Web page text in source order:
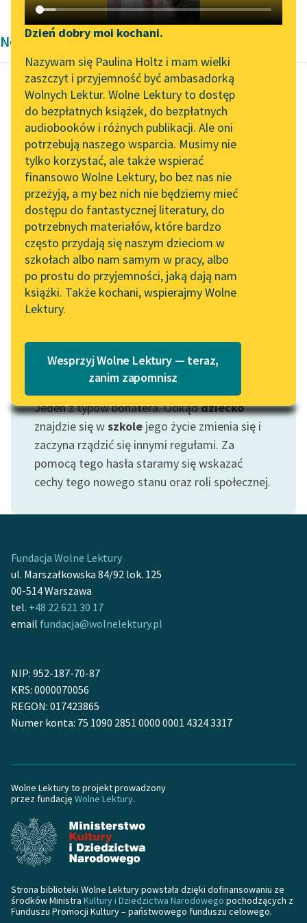
Katalog DAISY
Podkasty o książkach
Zgłoś brak utworu
Aktualności
„Prokurator Alicja Horn”
do słuchania
Byliśmy częścią AI Impact
Lab
Zapraszamy na spotkanie
online z tłumaczkami
literatury skandynawskiej
Spotkanie z Katarzyną
Tunkiel w Oslo
102. lata temu zmarł
Joseph Conrad
Lektury szkolne i klasyka
literatury do słuchania dla
uczennic i uczniów z
niepełnosprawnościami
E-kolekcja lektur
szkolnych i literatury do
słuchania dla uczennic i
niepełnosprawnościami
Popularyzacja
skandynawskiej literatury
feministycznej
Ręce pełne poezji
twórców przechodzących
do domeny publicznej,
lektur szkolnych oraz
Starego Testamentu
Lektur
Narzędzia
Mapa Wolnych Lektur
Leśmianator
Przewodnik dla piszących i
czytających
API
OAI-PMH
Widget Wolnych Lektur
Przypisy
Katalog w formacie PDF
O nas
Kontakt
Zespół
Dzień dobry moi kochani.
Nazywam się Paulina Holtz i mam wielki
zaszczyt i przyjemność być ambasadorką
Wolnych Lektur. Wolne Lektury to dostęp
do bezpłatnych książek, do bezpłatnych
audiobooków i różnych publikacji. Ale oni
potrzebują naszego wsparcia. Musimy nie
tylko korzystać, ale także wspierać
finansowo Wolne Lektury, bo bez nas nie
przeżyją, a my bez nich nie będziemy mieć
dostępu do fantastycznej literatury, do
potrzebnych materiałów, które bardzo
często przydają się naszym dzieciom w
szkołach albo nam samym w pracy, albo
po prostu do przyjemności, jaką dają nam
książki. Także kochani, wspierajmy Wolne
Lektury.
Wesprzyj Wolne Lektury — teraz,
zanim zapomnisz
Nowela Stefana Grabińskiego
Stefan Grabiński
Zielone Świątki
Dziś w wieczorniku
panowało dziwne
milczenie; siedzieli
zadumani jacyś i pełni
szczególnych przeczuć.
Aż Szymon...
Czytaj więcej
Motyw: Uczeń
Jeden z typów bohatera. Odkąddziecko
znajdzie się wszkole jego życie zmienia się i
zaczyna rządzić się innymi regułami. Za
pomocą tego hasła staramy się wskazać
cechy tego nowego stanu oraz roli społecznej.
Fundacja Wolne Lektury
ul. Marszałkowska 84/92 lok. 125
00-514 Warszawa
tel. +48 22 621 30 17
email fundacja@wolnelektury.pl
NIP: 952-187-70-87
KRS: 0000070056
REGON: 017423865
Numer konta: 75 1090 2851 0000 0001 4324 3317
Wolne Lektury to projekt prowadzony
przez fundację Wolne Lektury.
Strona biblioteki Wolne Lektury powstała dzięki dofinansowaniu ze
środków Ministra Kultury i Dziedzictwa Narodowego pochodzących z
Funduszu Promocji Kultury – państwowego funduszu celowego.